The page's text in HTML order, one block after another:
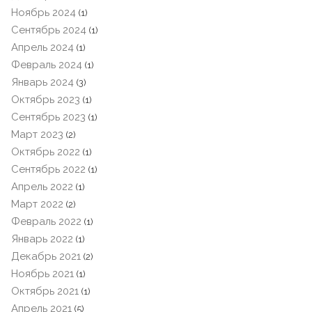
Ноябрь 2024 (1)
Сентябрь 2024 (1)
Апрель 2024 (1)
Февраль 2024 (1)
Январь 2024 (3)
Октябрь 2023 (1)
Сентябрь 2023 (1)
Март 2023 (2)
Октябрь 2022 (1)
Сентябрь 2022 (1)
Апрель 2022 (1)
Март 2022 (2)
Февраль 2022 (1)
Январь 2022 (1)
Декабрь 2021 (2)
Ноябрь 2021 (1)
Октябрь 2021 (1)
Апрель 2021 (5)